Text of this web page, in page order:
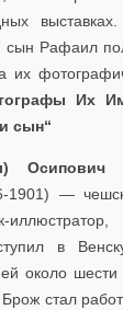
сын Рафаил
их
Их
сын“
Осипович
1901) —
в
около шести
стал